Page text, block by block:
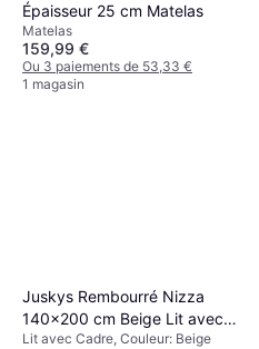
Épaisseur 25 cm Matelas
Matelas
159,99 €
Ou 3 paiements de 53,33 €
1 magasin
Juskys Rembourré Nizza
140x200 cm Beige Lit avec
Cadre
Lit avec Cadre, Couleur: Beige